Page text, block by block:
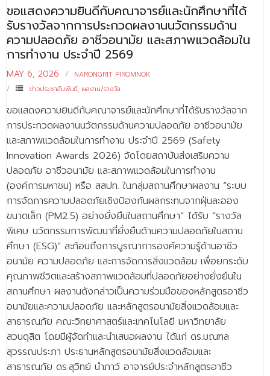
- - วิทยาการคอมพิวเตอร์
- - วิทยาศาสตร์เครื่องสำอาง
- - อาชีวอนามัยและความปลอดภัย
- - อนามัยสิ่งแวดล้อมและสาธารณภัย
- - ความมั่นคงปลอดภัยไซเบอร์
- - อุตสาหกรรมชีวภาพเพื่อธุรกิจ
- ศึกษาศาสตรบัณฑิต
- - วิทยาศาสตร์ทั่วไป
- เทคโนโลยีบัณฑิต
- - เทคโนโลยีสารสนเทศ
ศูนย์บริการ
- ศูนย์เครื่องมือปฏิบัติการวิทยาศาสตร์
- ศูนย์สิ่งแวดล้อม
- ศูนย์ปัญญาประดิษฐ์เพื่อการศึกษา
สหกิจศึกษา
ขอแสดงความยินดีกับคณาจารย์และนักศึกษาที่ได้
รับรางวัลจากการประกวดผลงานนวัตกรรมด้าน
ความปลอดภัย อาชีวอนามัย และสภาพแวดล้อมใน
การทำงาน ประจำปี 2569
MAY 6, 2026
NARONGRIT PIROMNOK
ข่าวประชาสัมพันธ์, ผลงาน/รางวัล
ขอแสดงความยินดีกับคณาจารย์และนักศึกษาที่ได้รับรางวัลจาก
การประกวดผลงานนวัตกรรมด้านความปลอดภัย อาชีวอนามัย
และสภาพแวดล้อมในการทำงาน ประจำปี 2569 (Safety
Innovation Awards 2026) จัดโดยสถาบันส่งเสริมความ
ปลอดภัย อาชีวอนามัย และสภาพแวดล้อมในการทำงาน
(องค์การมหาชน) หรือ สสปท. ในกลุ่มสถานศึกษาผลงาน “ระบบ
การจัดการความปลอดภัยเชิงป้องกันผลกระทบจากฝุ่นละออง
ขนาดเล็ก (PM2.5) อย่างยั่งยืนในสถานศึกษา” ได้รับ “รางวัล
พิเศษ นวัตกรรมการพัฒนาที่ยั่งยืนด้านความปลอดภัยในสถาน
ศึกษา (ESG)” สะท้อนถึงการบูรณาการองค์ความรู้ด้านอาชีว
อนามัย ความปลอดภัย และการจัดการสิ่งแวดล้อม เพื่อยกระดับ
คุณภาพชีวิตและสร้างสภาพแวดล้อมที่ปลอดภัยอย่างยั่งยืนใน
สถานศึกษา ผลงานดังกล่าวเป็นความร่วมมือของหลักสูตรอาชีว
อนามัยและความปลอดภัย และหลักสูตรอนามัยสิ่งแวดล้อมและ
สาธารณภัย คณะวิทยาศาสตร์และเทคโนโลยี มหาวิทยาลัย
สวนดุสิต โดยมีผู้จัดทำและนำเสนอผลงาน ได้แก่ ดร.มณฑล
สุวรรณประภา ประธานหลักสูตรอนามัยสิ่งแวดล้อมและ
สาธารณภัย ดร.สุวิทย์ นำภาว์ อาจารย์ประจำหลักสูตรอาชีว